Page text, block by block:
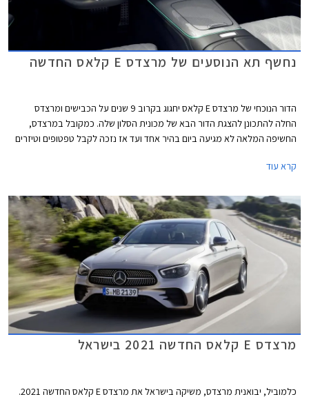
נחשף תא הנוסעים של מרצדס E קלאס החדשה
הדור הנוכחי של מרצדס E קלאס יחגוג בקרוב 9 שנים על הכבישים ומרצדס
החלה להתכונן להצגת הדור הבא של מכונית הסלון שלה. כמקובל במרצדס,
החשיפה המלאה לא מגיעה ביום בהיר אחד ועד אז נזכה לקבל טפטופים וטיזרים
קלאס ומשפחת דגמי הסלון של מרצדס עדיין מחזיקה בתואר הדגם הנמכר ביותר
המותג.
קרא עוד
מרצדס E קלאס החדשה 2021 בישראל
כלמוביל, יבואנית מרצדס, משיקה בישראל את מרצדס E קלאס החדשה 2021.